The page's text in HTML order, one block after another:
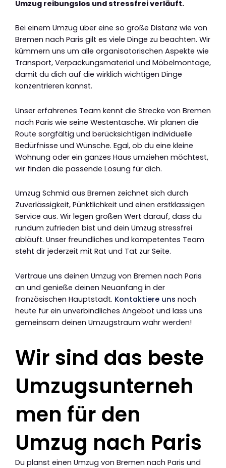
Umzug reibungslos und stressfrei verläuft.
Bei einem Umzug über eine so große Distanz wie von
Bremen nach Paris gilt es viele Dinge zu beachten. Wir
kümmern uns um alle organisatorischen Aspekte wie
Transport, Verpackungsmaterial und Möbelmontage,
damit du dich auf die wirklich wichtigen Dinge
konzentrieren kannst.
Unser erfahrenes Team kennt die Strecke von Bremen
nach Paris wie seine Westentasche. Wir planen die
Route sorgfältig und berücksichtigen individuelle
Bedürfnisse und Wünsche. Egal, ob du eine kleine
Wohnung oder ein ganzes Haus umziehen möchtest,
wir finden die passende Lösung für dich.
Umzug Schmid aus Bremen zeichnet sich durch
Zuverlässigkeit, Pünktlichkeit und einen erstklassigen
Service aus. Wir legen großen Wert darauf, dass du
rundum zufrieden bist und dein Umzug stressfrei
abläuft. Unser freundliches und kompetentes Team
steht dir jederzeit mit Rat und Tat zur Seite.
Vertraue uns deinen Umzug von Bremen nach Paris
an und genieße deinen Neuanfang in der
französischen Hauptstadt. Kontaktiere uns noch
heute für ein unverbindliches Angebot und lass uns
gemeinsam deinen Umzugstraum wahr werden!
Wir sind das beste
Umzugsunterneh
men für den
Umzug nach Paris
Du planst einen Umzug von Bremen nach Paris und